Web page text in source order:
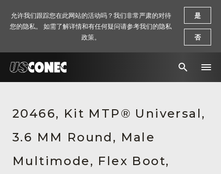
解决方案
产品
资源
20466, Kit MTP® Universal,
3.6 MM Round, Male
Multimode, Flex Boot,
允许我们跟踪您在此网站的活动吗？我们非常严肃的对待
您的隐私。 如需了解详情和有任何疑问请参考我们的隐私
政策。
是
否